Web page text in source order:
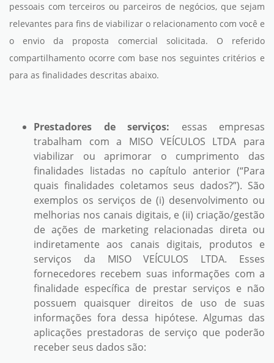
pessoais com terceiros ou parceiros de negócios, que sejam
relevantes para fins de viabilizar o relacionamento com você e
o envio da proposta comercial solicitada. O referido
compartilhamento ocorre com base nos seguintes critérios e
para as finalidades descritas abaixo.
Prestadores de serviços: essas empresas
trabalham com a MISO VEÍCULOS LTDA para
viabilizar ou aprimorar o cumprimento das
finalidades listadas no capítulo anterior (“Para
quais finalidades coletamos seus dados?”). São
exemplos os serviços de (i) desenvolvimento ou
melhorias nos canais digitais, e (ii) criação/gestão
de ações de marketing relacionadas direta ou
indiretamente aos canais digitais, produtos e
serviços da MISO VEÍCULOS LTDA. Esses
fornecedores recebem suas informações com a
finalidade específica de prestar serviços e não
possuem quaisquer direitos de uso de suas
informações fora dessa hipótese. Algumas das
aplicações prestadoras de serviço que poderão
receber seus dados são: